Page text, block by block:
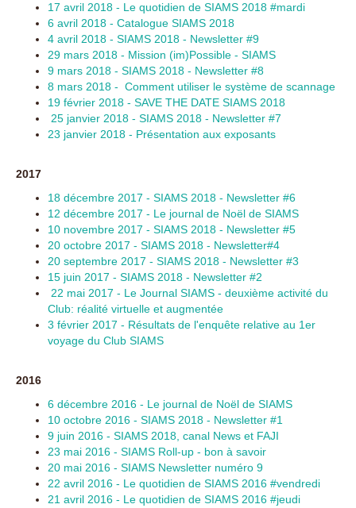
17 avril 2018 - Le quotidien de SIAMS 2018 #mardi
6 avril 2018 - Catalogue SIAMS 2018
4 avril 2018 - SIAMS 2018 - Newsletter #9
29 mars 2018 - Mission (im)Possible - SIAMS
9 mars 2018 - SIAMS 2018 - Newsletter #8
8 mars 2018 - Comment utiliser le système de scannage
19 février 2018 - SAVE THE DATE SIAMS 2018
25 janvier 2018 - SIAMS 2018 - Newsletter #7
23 janvier 2018 - Présentation aux exposants
2017
18 décembre 2017 - SIAMS 2018 - Newsletter #6
12 décembre 2017 - Le journal de Noël de SIAMS
10 novembre 2017 - SIAMS 2018 - Newsletter #5
20 octobre 2017 - SIAMS 2018 - Newsletter#4
20 septembre 2017 - SIAMS 2018 - Newsletter #3
15 juin 2017 - SIAMS 2018 - Newsletter #2
22 mai 2017 - Le Journal SIAMS - deuxième activité du
Club: réalité virtuelle et augmentée
3 février 2017 - Résultats de l'enquête relative au 1er
voyage du Club SIAMS
2016
6 décembre 2016 - Le journal de Noël de SIAMS
10 octobre 2016 - SIAMS 2018 - Newsletter #1
9 juin 2016 - SIAMS 2018, canal News et FAJI
23 mai 2016 - SIAMS Roll-up - bon à savoir
20 mai 2016 - SIAMS Newsletter numéro 9
22 avril 2016 - Le quotidien de SIAMS 2016 #vendredi
21 avril 2016 - Le quotidien de SIAMS 2016 #jeudi